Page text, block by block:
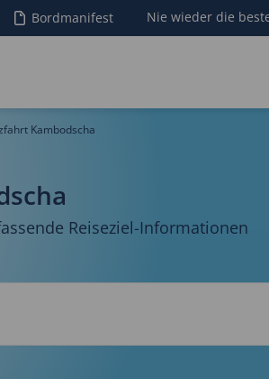
Bordmanifest Nie wieder die
Kambodscha
Reiseziel-Informationen